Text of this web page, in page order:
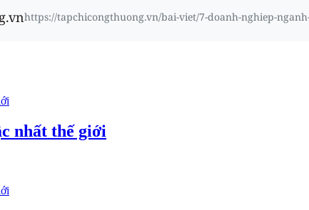
https://tapchicongthuong.vn/bai-viet/7-doanh-nghiep-
nhất thế giới